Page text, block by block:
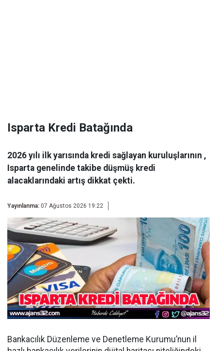
Isparta Kredi Batağında
2026 yılı ilk yarısında kredi sağlayan kuruluşlarının ,
Isparta genelinde takibe düşmüş kredi
alacaklarındaki artış dikkat çekti.
Yayınlanma: 07 Ağustos 2026 19:22
Bankacılık Düzenleme ve Denetleme Kurumu’nun il